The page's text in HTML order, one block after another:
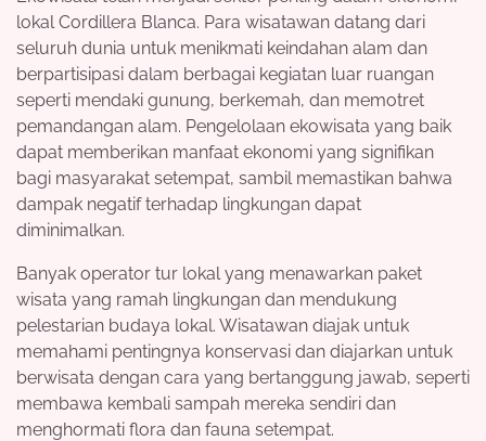
lokal Cordillera Blanca. Para wisatawan datang dari
seluruh dunia untuk menikmati keindahan alam dan
berpartisipasi dalam berbagai kegiatan luar ruangan
seperti mendaki gunung, berkemah, dan memotret
pemandangan alam. Pengelolaan ekowisata yang baik
dapat memberikan manfaat ekonomi yang signifikan
bagi masyarakat setempat, sambil memastikan bahwa
dampak negatif terhadap lingkungan dapat
diminimalkan.
Banyak operator tur lokal yang menawarkan paket
wisata yang ramah lingkungan dan mendukung
pelestarian budaya lokal. Wisatawan diajak untuk
memahami pentingnya konservasi dan diajarkan untuk
berwisata dengan cara yang bertanggung jawab, seperti
membawa kembali sampah mereka sendiri dan
menghormati flora dan fauna setempat.